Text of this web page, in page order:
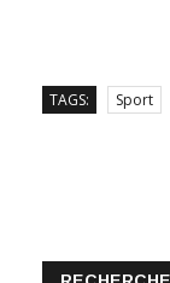
TAGS: Sport